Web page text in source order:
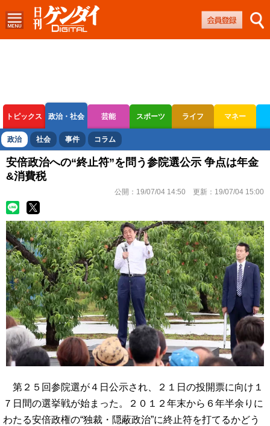
トピックス 政治・社会 芸能 スポーツ ライフ マネー
ボートレース 競輪 オートレース
政治 社会 事件 コラム
安倍政治への“終止符”を問う参院選公示 争点は年金
&消費税
公開： 19/07/04 14:50 更新： 19/07/04 15:00
第２５回参院選が４日公示され、２１日の投開票に向け１
７日間の選挙戦が始まった。２０１２年末から６年半余りに
わたる安倍政権の“独裁・隠蔽政治”に終止符を打てるかどう